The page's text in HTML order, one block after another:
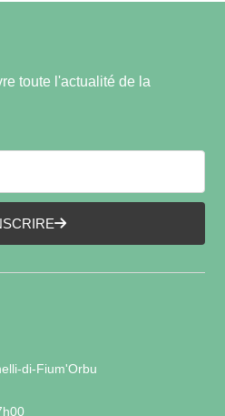
toute l'actualité de la
di-Fium'Orbu